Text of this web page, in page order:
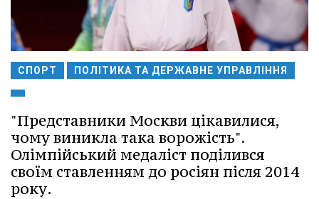
СПОРТ ПОЛІТИКА ТА ДЕРЖАВНЕ УПРАВЛІННЯ
"Представники Москви цікавилися,
чому виникла така ворожість".
Олімпійський медаліст поділився
своїм ставленням до росіян після 2014
року.